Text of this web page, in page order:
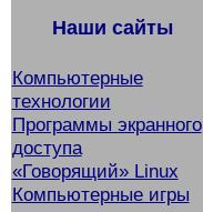
Наши сайты
Компьютерные
технологии
Программы экранного
доступа
«Говорящий» Linux
Компьютерные игры